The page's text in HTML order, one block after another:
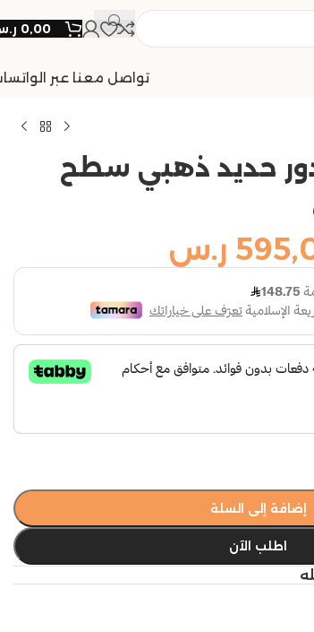
0,00
تواصل معنا عبر
تقديم 3 دور حديد ذهبي سطح
ر.س
إضافة إلى السلة
اطلب الآن